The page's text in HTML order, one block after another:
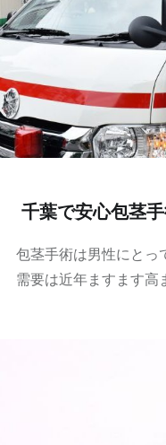
千葉で安心包茎
包茎手術は男性にとっ
需要は近年ますます高